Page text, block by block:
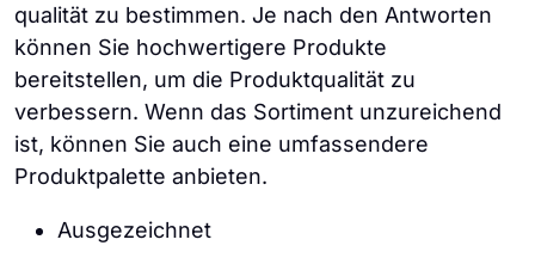
qualität zu bestimmen. Je nach den Antworten
können Sie hochwertigere Produkte
bereitstellen, um die Produktqualität zu
verbessern. Wenn das Sortiment unzureichend
ist, können Sie auch eine umfassendere
Produktpalette anbieten.
Ausgezeichnet